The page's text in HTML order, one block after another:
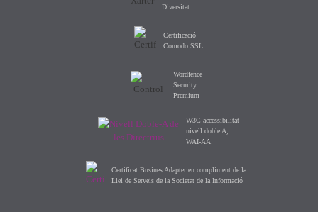
Diversitat
Certificació
Comodo SSL
Wordfence
Security
Premium
W3C accessibilitat
nivell doble A,
WAI-AA
Certificat Busines Adapter en compliment de la
Llei de Serveis de la Societat de la Informació